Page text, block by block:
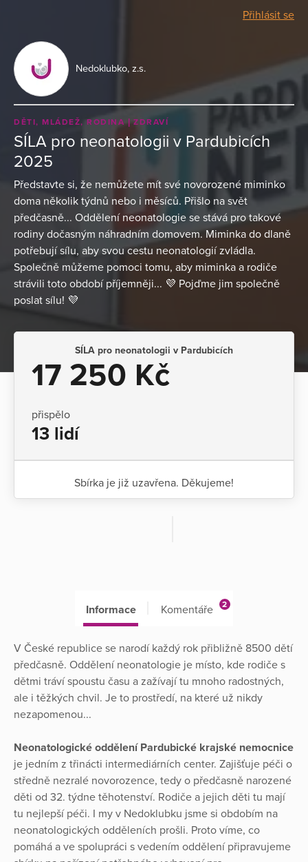
Přihlásit se
Nedoklubko, z.s.
DĚTI, MLÁDEŽ, RODINA ZDRAVÍ
SÍLA pro neonatologii v Pardubicích
2025
Představte si, že nemůžete mít své novorozené miminko
doma několik týdnů nebo i měsíců. Přišlo na svět
předčasně... Oddělení neonatologie se stává pro takové
rodiny dočasným náhradním domovem. Miminka do dlaně
potřebují sílu, aby svou cestu neonatologií zvládla.
Společně můžeme pomoci tomu, aby miminka a rodiče
strávili toto období příjemněji... 💜 Pojďme jim společně
poslat sílu! 💜
SÍLA pro neonatologii v Pardubicích
17 250 Kč
přispělo
13 lidí
Sbírka je již uzavřena. Děkujeme!
Informace Komentáře 2
V České republice se narodí každý rok přibližně 8500 dětí
předčasně. Oddělení neonatologie je místo, kde rodiče s
dětmi tráví spoustu času a zažívají tu mnoho radostných,
ale i těžkých chvil. Je to prostředí, na které už nikdy
nezapomenou...
Neonatologické oddělení Pardubické krajské nemocnice
je jedním z třinácti intermediárních center. Zajišťuje péči o
středně nezralé novorozence, tedy o předčasně narozené
děti od 32. týdne těhotenství. Rodiče a jejich děti tu mají
tu nejlepší péči. I my v Nedoklubku jsme si obdobím na
neonatologických odděleních prošli. Proto víme, co
pomáhá a ve spolupráci s vedením oddělení připravujeme